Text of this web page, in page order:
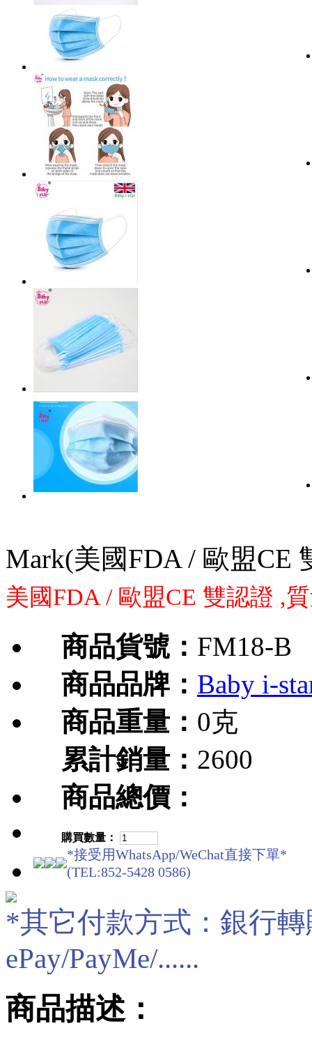
Mark(美國FDA / 歐盟CE
美國FDA / 歐盟CE 雙認證 ,
商品貨號： FM18-B
商品品牌： Baby i-
商品重量： 0克
累計銷量： 2600
商品總價：
購買數量：
*接受用WhatsApp/WeChat直接下單*
(TEL:852-5428 0586)
*其它付款方式：銀行轉
ePay/PayMe/......
商品描述：